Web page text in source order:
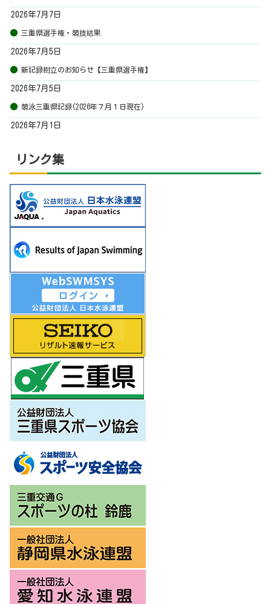
2026年7月7日
三重県選手権・競技結果
2026年7月5日
新記録樹立のお知らせ【三重県選手権】
2026年7月5日
競泳三重県記録(2026年７月１日現在)
2026年7月1日
リンク集